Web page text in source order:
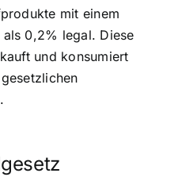
mit einem
0,2% legal. Diese
und konsumiert